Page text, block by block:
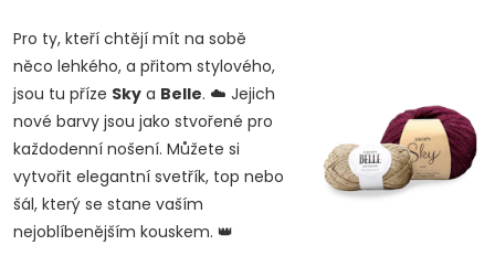
Pro ty, kteří chtějí mít na sobě
něco lehkého, a přitom stylového,
jsou tu příze Sky a Belle. ☁️ Jejich
nové barvy jsou jako stvořené pro
každodenní nošení. Můžete si
vytvořit elegantní svetřík, top nebo
šál, který se stane vaším
nejoblíbenějším kouskem. 👑